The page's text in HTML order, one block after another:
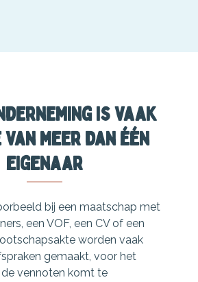
is vaak
meer dan één
eigenaar
bij een maatschap met
een VOF, een CV of een
worden vaak
gemaakt, voor het
vennoten komt te